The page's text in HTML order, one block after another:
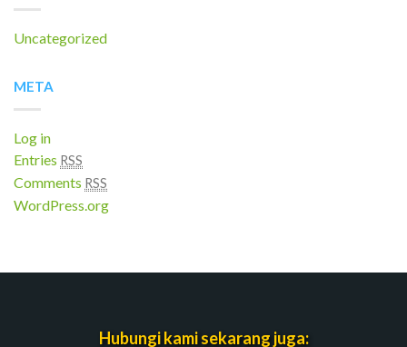
Uncategorized
META
Log in
Entries RSS
Comments RSS
WordPress.org
Hubungi kami sekarang juga: